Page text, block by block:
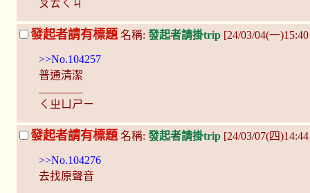
ㄆㄊㄑㄐ
發起者請有標題 名稱: 發起者請掛trip [24/03/04(一
>>No.104257
普通清潔
ㄑㄓㄩㄕㄧ
發起者請有標題 名稱: 發起者請掛trip [24/03/07(四
>>No.104276
去找原聲音